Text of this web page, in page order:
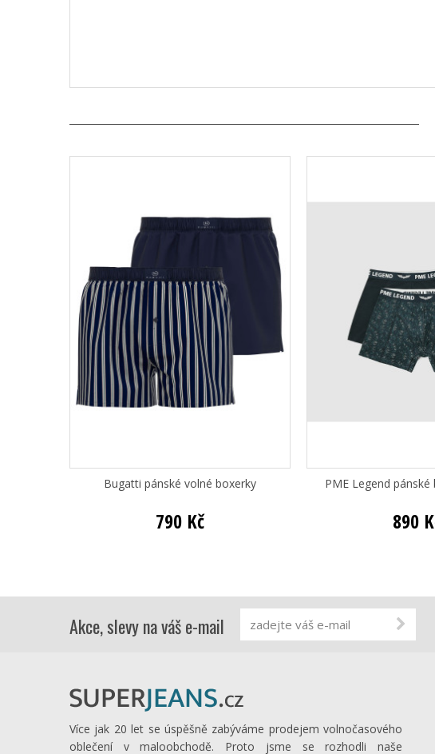
Bugatti pánské volné boxerky
790 Kč
PME Legend
890
Akce, slevy na váš e-mail
Více jak 20 let se úspěšně zabýváme prodejem volnočasového
oblečení v maloobchodě. Proto jsme se rozhodli naše